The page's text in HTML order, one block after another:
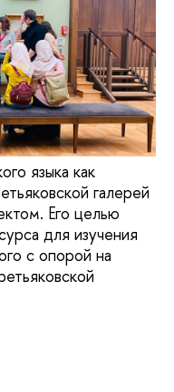
языка как
галерей
Его целью
для изучения
с опорой на